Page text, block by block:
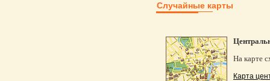
Случайные карты
На карте
Карта